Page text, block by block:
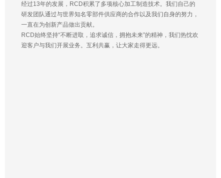
经过13年的发展，RCD积累了多项核心加工制造技术。我们自己的
研发团队通过与世界知名零部件供应商的合作以及我们自身的努力，
一直在为创新产品做出贡献。
RCD始终坚持“不断进取，追求诚信，拥抱未来”的精神，我们热忱欢
迎客户与我们开展业务。互利共赢，让大家走得更远。